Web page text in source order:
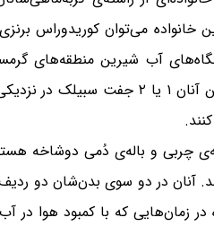
می‌توان کوریدوراس
آب شیرین منطقه‌های
کشیده، استوانه‌ای و بدون پولک
چربی و باله‌ی دُمی دوشاخه
آنان در دو سوی بدن‌شان دو
در زمان‌هایی که با کمبود هوا